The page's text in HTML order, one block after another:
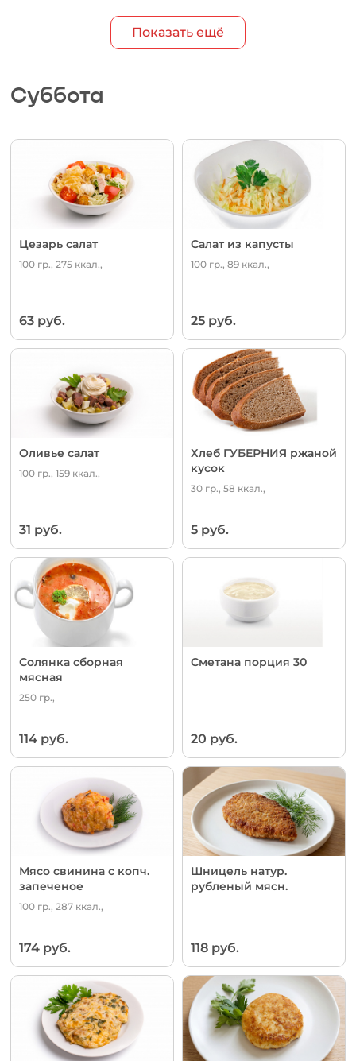
Показать ещё
Суббота
Цезарь салат
100 гр., 275 ккал.,
63 руб.
Салат из капусты
100 гр., 89 ккал.,
25 руб.
Оливье салат
100 гр., 159 ккал.,
31 руб.
Хлеб ГУБЕРНИЯ ржаной
кусок
30 гр., 58 ккал.,
5 руб.
Солянка сборная
мясная
250 гр.,
114 руб.
Сметана порция 30
20 руб.
Мясо свинина с копч.
запеченое
100 гр., 287 ккал.,
174 руб.
Шницель натур.
рубленый мясн.
118 руб.